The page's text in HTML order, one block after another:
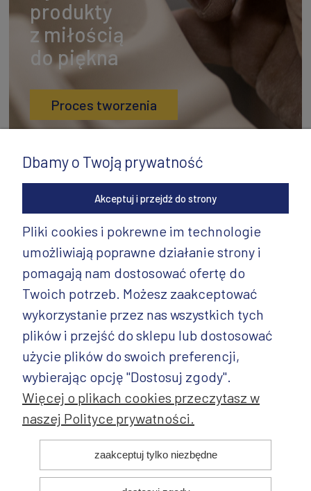
produkty
z miłością
do piękna
Proces tworzenia
INFORMACJE
PRODUKTY CD.
POZOSTAŁE
Dbamy o Twoją prywatność
Akceptuj i przejdź do strony
Pliki cookies i pokrewne im technologie
umożliwiają poprawne działanie strony i
pomagają nam dostosować ofertę do
Twoich potrzeb. Możesz zaakceptować
wykorzystanie przez nas wszystkich tych
plików i przejść do sklepu lub dostosować
użycie plików do swoich preferencji,
wybierając opcję "Dostosuj zgody".
Więcej o plikach cookies przeczytasz w
naszej Polityce prywatności.
zaakceptuj tylko niezbędne